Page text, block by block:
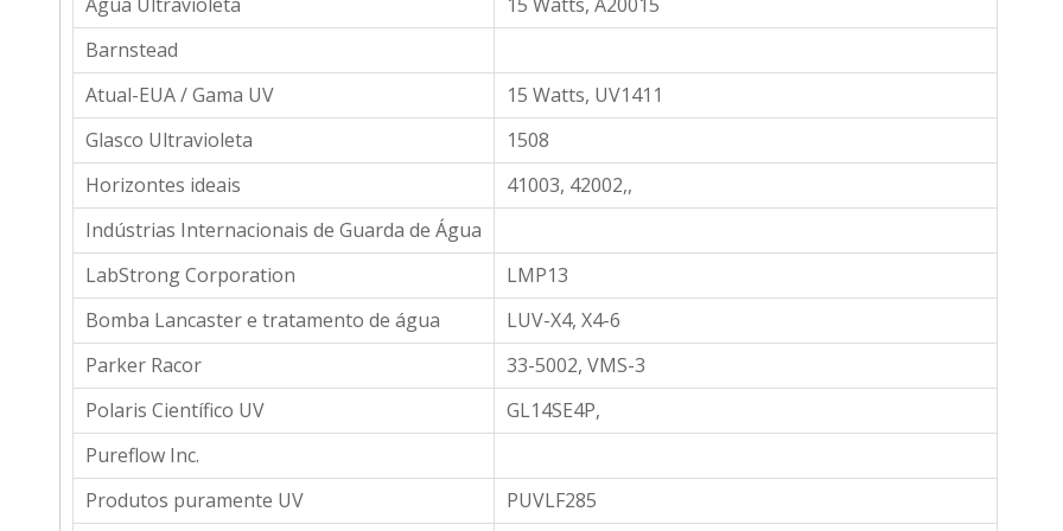
Barnstead
Atual-EUA / Gama UV
15 Watts, UV1411
Glasco Ultravioleta
1508
Horizontes ideais
41003, 42002,,
Indústrias Internacionais de Guarda de Água
LabStrong Corporation
LMP13
Bomba Lancaster e tratamento de água
LUV-X4, X4-6
Parker Racor
33-5002, VMS-3
Polaris Científico UV
GL14SE4P,
Pureflow Inc.
Produtos puramente UV
PUVLF285